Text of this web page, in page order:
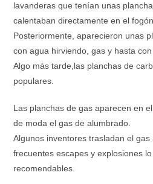
lavanderas que tenían unas
calentaban directamente en el
Posteriormente, aparecieron unas
con agua hirviendo, gas y hasta
Algo más tarde,las planchas de
populares.
Las planchas de gas aparecen en
de moda el gas de alumbrado.
Algunos inventores trasladan el
frecuentes escapes y explosiones
recomendables.